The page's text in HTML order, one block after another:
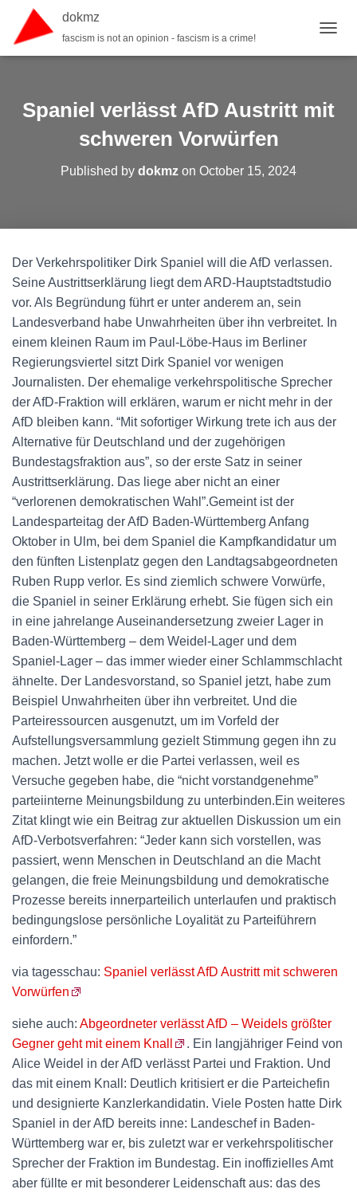
dokmz
fascism is not an opinion - fascism is a crime!
O
E
N
Spaniel verlässt AfD Austritt mit
schweren Vorwürfen
Published by dokmz on October 15, 2024
Der Verkehrspolitiker Dirk Spaniel will die AfD verlassen.
Seine Austrittserklärung liegt dem ARD-Hauptstadtstudio
vor. Als Begründung führt er unter anderem an, sein
Landesverband habe Unwahrheiten über ihn verbreitet. In
einem kleinen Raum im Paul-Löbe-Haus im Berliner
Regierungsviertel sitzt Dirk Spaniel vor wenigen
Journalisten. Der ehemalige verkehrspolitische Sprecher
der AfD-Fraktion will erklären, warum er nicht mehr in der
AfD bleiben kann. “Mit sofortiger Wirkung trete ich aus der
Alternative für Deutschland und der zugehörigen
Bundestagsfraktion aus”, so der erste Satz in seiner
Austrittserklärung. Das liege aber nicht an einer
“verlorenen demokratischen Wahl”.Gemeint ist der
Landesparteitag der AfD Baden-Württemberg Anfang
Oktober in Ulm, bei dem Spaniel die Kampfkandidatur um
den fünften Listenplatz gegen den Landtagsabgeordneten
Ruben Rupp verlor. Es sind ziemlich schwere Vorwürfe,
die Spaniel in seiner Erklärung erhebt. Sie fügen sich ein
in eine jahrelange Auseinandersetzung zweier Lager in
Baden-Württemberg – dem Weidel-Lager und dem
Spaniel-Lager – das immer wieder einer Schlammschlacht
ähnelte. Der Landesvorstand, so Spaniel jetzt, habe zum
Beispiel Unwahrheiten über ihn verbreitet. Und die
Parteiressourcen ausgenutzt, um im Vorfeld der
Aufstellungsversammlung gezielt Stimmung gegen ihn zu
machen. Jetzt wolle er die Partei verlassen, weil es
Versuche gegeben habe, die “nicht vorstandgenehme”
parteiinterne Meinungsbildung zu unterbinden.Ein weiteres
Zitat klingt wie ein Beitrag zur aktuellen Diskussion um ein
AfD-Verbotsverfahren: “Jeder kann sich vorstellen, was
passiert, wenn Menschen in Deutschland an die Macht
gelangen, die freie Meinungsbildung und demokratische
Prozesse bereits innerparteilich unterlaufen und praktisch
bedingungslose persönliche Loyalität zu Parteiführern
einfordern.”
via tagesschau: Spaniel verlässt AfD Austritt mit schweren
Vorwürfen
siehe auch: Abgeordneter verlässt AfD – Weidels größter
Gegner geht mit einem Knall
. Ein langjähriger Feind von
Alice Weidel in der AfD verlässt Partei und Fraktion. Und
das mit einem Knall: Deutlich kritisiert er die Parteichefin
und designierte Kanzlerkandidatin. Viele Posten hatte Dirk
Spaniel in der AfD bereits inne: Landeschef in Baden-
Württemberg war er, bis zuletzt war er verkehrspolitischer
Sprecher der Fraktion im Bundestag. Ein inoffizielles Amt
aber füllte er mit besonderer Leidenschaft aus: das des